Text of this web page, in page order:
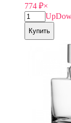
774 ₽×
Up
Купить